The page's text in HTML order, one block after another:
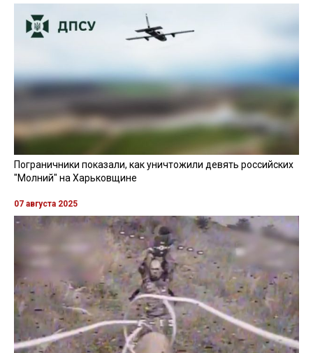
Пограничники показали, как уничтожили девять российских
"Молний" на Харьковщине
07 августа 2025